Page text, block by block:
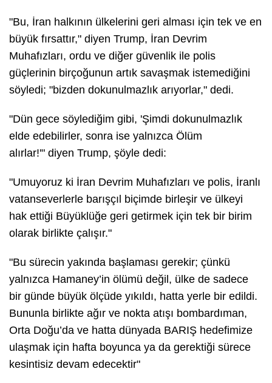
"Bu, İran halkının ülkelerini geri alması için tek ve en
büyük fırsattır," diyen Trump, İran Devrim
Muhafızları, ordu ve diğer güvenlik ile polis
güçlerinin birçoğunun artık savaşmak istemediğini
söyledi; "bizden dokunulmazlık arıyorlar," dedi.
"Dün gece söylediğim gibi, 'Şimdi dokunulmazlık
elde edebilirler, sonra ise yalnızca Ölüm
alırlar!'" diyen Trump, şöyle dedi:
"Umuyoruz ki İran Devrim Muhafızları ve polis, İranlı
vatanseverlerle barışçıl biçimde birleşir ve ülkeyi
hak ettiği Büyüklüğe geri getirmek için tek bir birim
olarak birlikte çalışır."
"Bu sürecin yakında başlaması gerekir; çünkü
yalnızca Hamaney’in ölümü değil, ülke de sadece
bir günde büyük ölçüde yıkıldı, hatta yerle bir edildi.
Bununla birlikte ağır ve nokta atışı bombardıman,
Orta Doğu’da ve hatta dünyada BARIŞ hedefimize
ulaşmak için hafta boyunca ya da gerektiği sürece
kesintisiz devam edecektir"